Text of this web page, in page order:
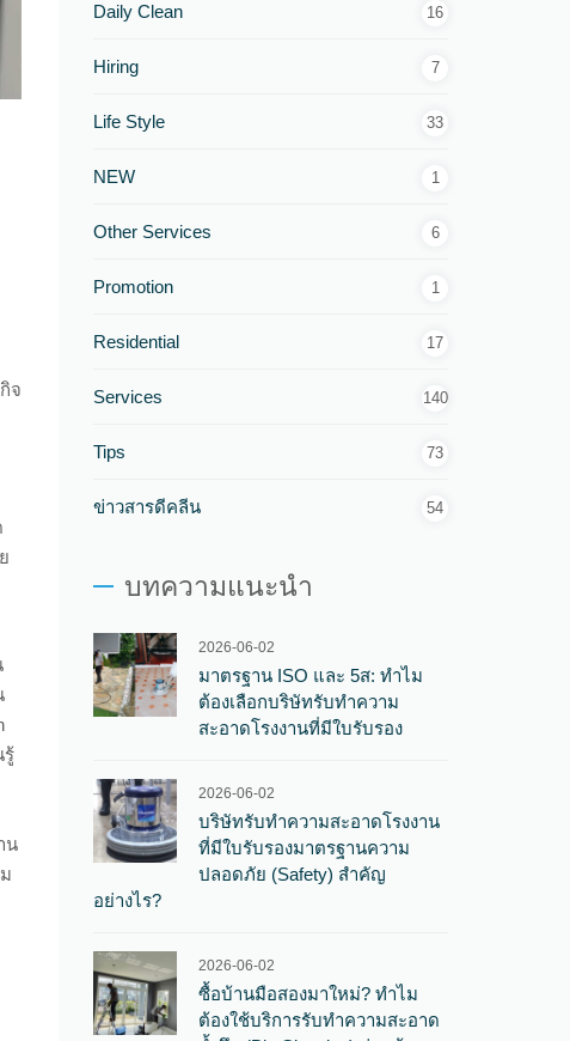
จ
รู้
น
Daily Clean 16
Hiring 7
Life Style 33
NEW 1
Other Services 6
Promotion 1
Residential 17
Services 140
Tips 73
ข่าวสารดีคลีน 54
บทความแนะนำ
2026-06-02
มาตรฐาน ISO และ 5ส: ทำไม
ต้องเลือกบริษัทรับทำความ
สะอาดโรงงานที่มีใบรับรอง
2026-06-02
บริษัทรับทำความสะอาดโรงงาน
ที่มีใบรับรองมาตรฐานความ
ปลอดภัย (Safety) สำคัญ
อย่างไร?
2026-06-02
ซื้อบ้านมือสองมาใหม่? ทำไม
ต้องใช้บริการรับทำความสะอาด